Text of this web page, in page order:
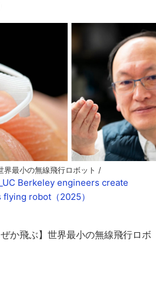
界最小の無線飛行ロボット /
Berkeley engineers create
robot（2025）
か飛ぶ】世界最小の無線飛行ロボ